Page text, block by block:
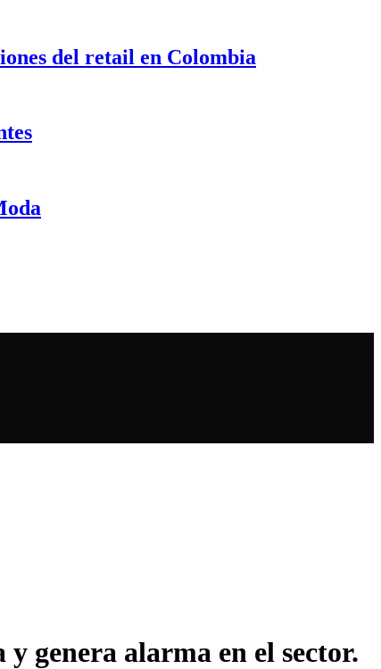
del retail en Colombia
genera alarma en el sector.